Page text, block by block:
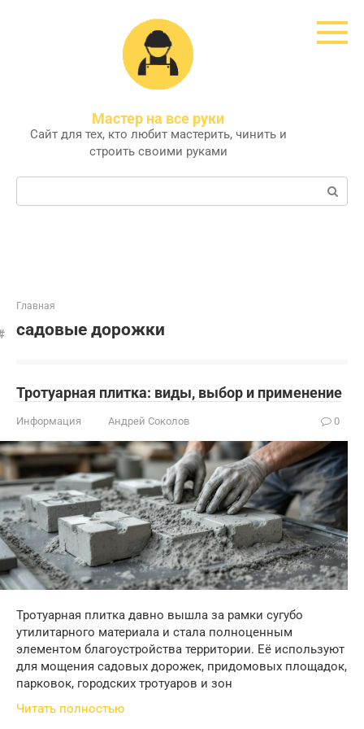
Мастер на все руки
Сайт для тех, кто любит мастерить, чинить и
строить своими руками
Поиск:
Главная
садовые дорожки
Тротуарная плитка: виды, выбор и применение
Информация Андрей Соколов 0
Тротуарная плитка давно вышла за рамки сугубо
утилитарного материала и стала полноценным
элементом благоустройства территории. Её используют
для мощения садовых дорожек, придомовых площадок,
парковок, городских тротуаров и зон
Читать полностью